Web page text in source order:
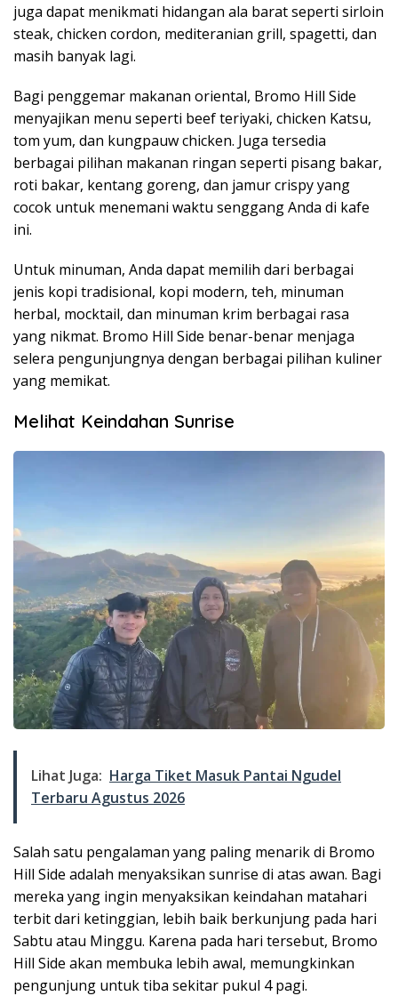
juga dapat menikmati hidangan ala barat seperti sirloin
steak, chicken cordon, mediteranian grill, spagetti, dan
masih banyak lagi.
Bagi penggemar makanan oriental, Bromo Hill Side
menyajikan menu seperti beef teriyaki, chicken Katsu,
tom yum, dan kungpauw chicken. Juga tersedia
berbagai pilihan makanan ringan seperti pisang bakar,
roti bakar, kentang goreng, dan jamur crispy yang
cocok untuk menemani waktu senggang Anda di kafe
ini.
Untuk minuman, Anda dapat memilih dari berbagai
jenis kopi tradisional, kopi modern, teh, minuman
herbal, mocktail, dan minuman krim berbagai rasa
yang nikmat. Bromo Hill Side benar-benar menjaga
selera pengunjungnya dengan berbagai pilihan kuliner
yang memikat.
Melihat Keindahan Sunrise
Lihat Juga: Harga Tiket Masuk Pantai Ngudel
Terbaru Agustus 2026
Salah satu pengalaman yang paling menarik di Bromo
Hill Side adalah menyaksikan sunrise di atas awan. Bagi
mereka yang ingin menyaksikan keindahan matahari
terbit dari ketinggian, lebih baik berkunjung pada hari
Sabtu atau Minggu. Karena pada hari tersebut, Bromo
Hill Side akan membuka lebih awal, memungkinkan
pengunjung untuk tiba sekitar pukul 4 pagi.